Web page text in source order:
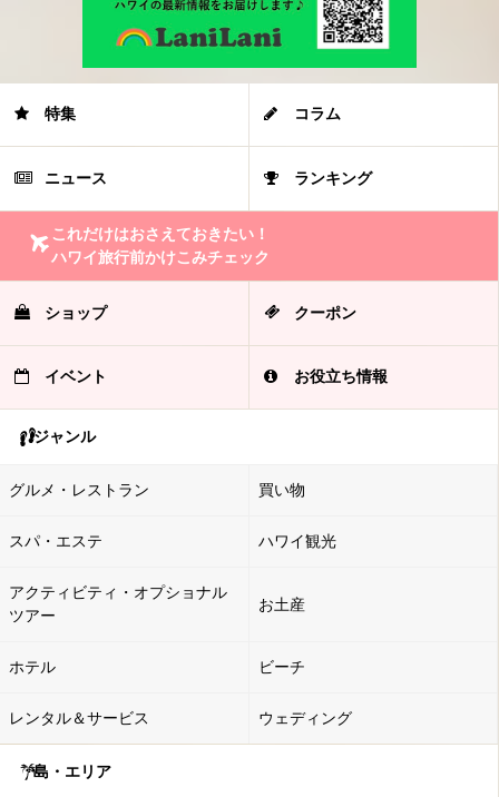
特集 コラム
ニュース ランキング
これだけはおさえておきたい！
ハワイ旅行前かけこみチェック
ショップ クーポン
イベント お役立ち情報
ジャンル
グルメ・レストラン 買い物
スパ・エステ ハワイ観光
アクティビティ・オプショナル
ツアー
お土産
ホテル ビーチ
レンタル＆サービス ウェディング
島・エリア